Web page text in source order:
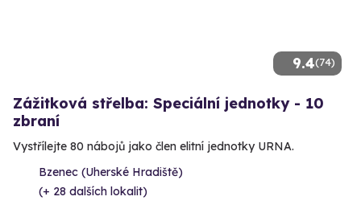
9.4(74)
Zážitková střelba: Speciální jednotky - 10
zbraní
Vystřílejte 80 nábojů jako člen elitní jednotky URNA.
Bzenec (Uherské Hradiště)
(+ 28 dalších lokalit)